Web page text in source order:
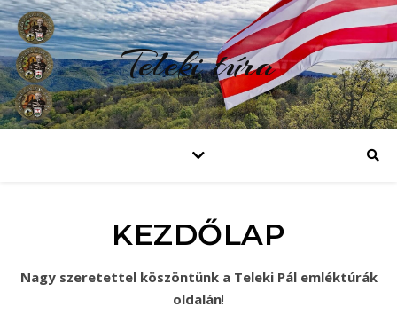
Teleki túra
KEZDŐLAP
Nagy szeretettel köszöntünk a Teleki Pál emléktúrák
oldalán!